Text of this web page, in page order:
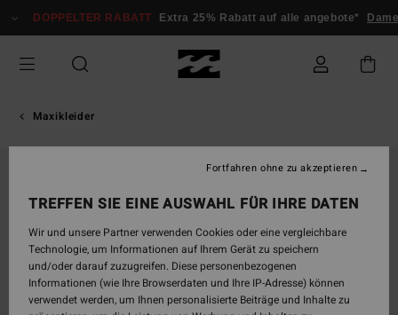
zur
springen
DOPPELTER RABATT Extra 25% Rabatt auf alle angebote* Damen
Maxikleider
TREFFEN SIE EINE AUSWAHL FÜR IHRE DATEN
Wir und unsere Partner verwenden Cookies oder eine vergleichbare
Technologie, um Informationen auf Ihrem Gerät zu speichern
und/oder darauf zuzugreifen. Diese personenbezogenen
Informationen (wie Ihre Browserdaten und Ihre IP-Adresse) können
verwendet werden, um Ihnen personalisierte Beiträge und Inhalte zu
Fortfahren ohne zu akzeptieren